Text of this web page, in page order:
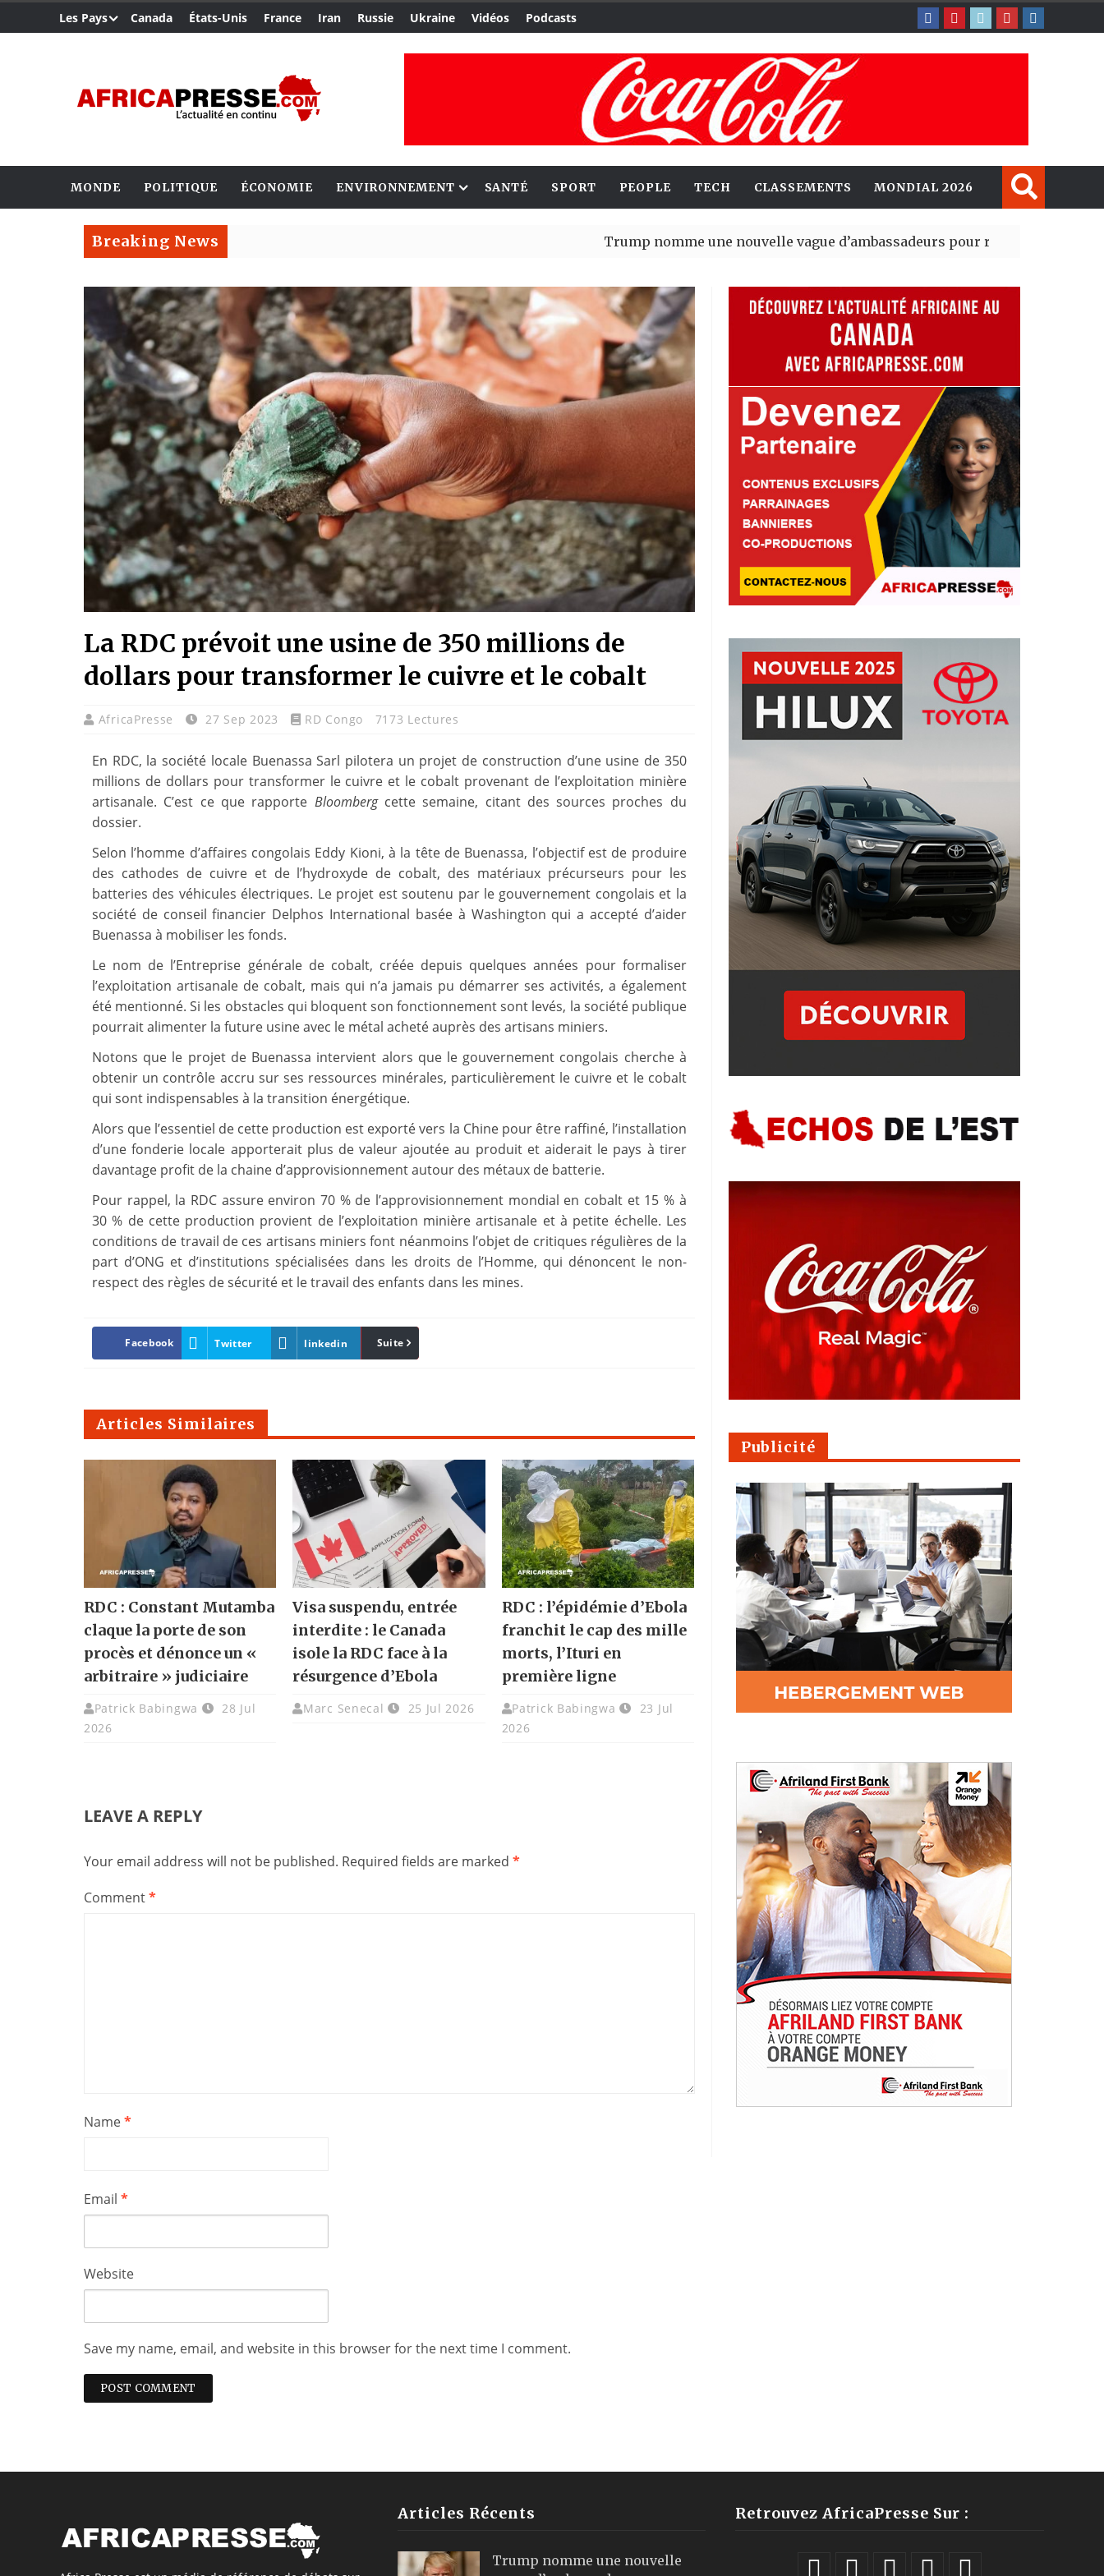
Les Pays Canada États-Unis France Iran Russie Ukraine Vidéos Podcasts
MONDE POLITIQUE ÉCONOMIE ENVIRONNEMENT SANTÉ SPORT PEOPLE TECH CLASSEMENTS MONDIAL 2026
Breaking News Trump nomme une nouvelle vague d’ambassadeurs pour renforcer la présence
La RDC prévoit une usine de 350 millions de
dollars pour transformer le cuivre et le cobalt
AfricaPresse 27 Sep 2023 RD Congo 7173 Lectures
En RDC, la société locale Buenassa Sarl pilotera un projet de construction d’une usine de 350
millions de dollars pour transformer le cuivre et le cobalt provenant de l’exploitation minière
artisanale. C’est ce que rapporte Bloombergcette semaine, citant des sources proches du
dossier.
Selon l’homme d’affaires congolais Eddy Kioni, à la tête de Buenassa, l’objectif est de produire
des cathodes de cuivre et de l’hydroxyde de cobalt, des matériaux précurseurs pour les
batteries des véhicules électriques. Le projet est soutenu par le gouvernement congolais et la
société de conseil financier Delphos International basée à Washington qui a accepté d’aider
Buenassa à mobiliser les fonds.
Le nom de l’Entreprise générale de cobalt, créée depuis quelques années pour formaliser
l’exploitation artisanale de cobalt, mais qui n’a jamais pu démarrer ses activités, a également
été mentionné. Si les obstacles qui bloquent son fonctionnement sont levés, la société publique
pourrait alimenter la future usine avec le métal acheté auprès des artisans miniers.
Notons que le projet de Buenassa intervient alors que le gouvernement congolais cherche à
obtenir un contrôle accru sur ses ressources minérales, particulièrement le cuivre et le cobalt
qui sont indispensables à la transition énergétique.
Alors que l’essentiel de cette production est exporté vers la Chine pour être raffiné, l’installation
d’une fonderie locale apporterait plus de valeur ajoutée au produit et aiderait le pays à tirer
davantage profit de la chaine d’approvisionnement autour des métaux de batterie.
Pour rappel, la RDC assure environ 70 % de l’approvisionnement mondial en cobalt et 15 % à
30 % de cette production provient de l’exploitation minière artisanale et à petite échelle. Les
conditions de travail de ces artisans miniers font néanmoins l’objet de critiques régulières de la
part d’ONG et d’institutions spécialisées dans les droits de l’Homme, qui dénoncent le non-
respect des règles de sécurité et le travail des enfants dans les mines.
Facebook Twitter linkedin Pinterest
Suite
Articles Similaires
RDC : Constant Mutamba
claque la porte de son
procès et dénonce un «
arbitraire » judiciaire
Patrick Babingwa
28 Jul
2026
Visa suspendu, entrée
interdite : le Canada
isole la RDC face à la
résurgence d’Ebola
Marc Senecal 25 Jul 2026
RDC : l’épidémie d’Ebola
franchit le cap des mille
morts, l’Ituri en
première ligne
Patrick Babingwa
23 Jul
2026
LEAVE A REPLY
Your email address will not be published. Required fields are marked *
Comment*
Name*
Email *
Website
Save my name, email, and website in this browser for the next time I comment.
Publicité
Articles Récents
Trump nomme une nouvelle
Retrouvez AfricaPresse Sur :